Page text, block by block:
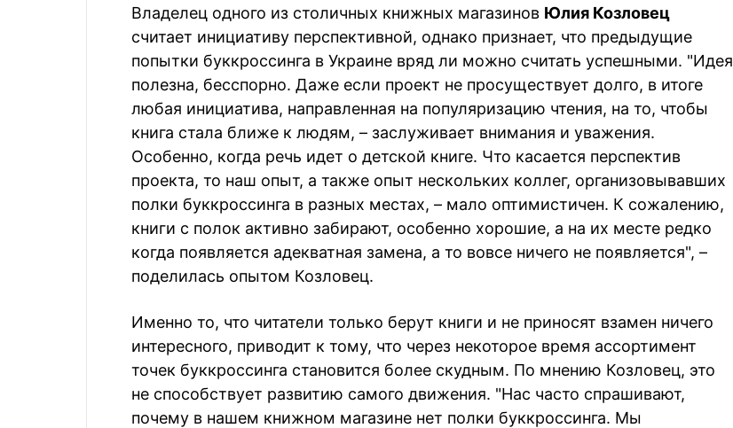
Владелец одного из столичных книжных магазинов Юлия Козловец
считает инициативу перспективной, однако признает, что предыдущие
попытки буккроссинга в Украине вряд ли можно считать успешными. "Идея
полезна, бесспорно. Даже если проект не просуществует долго, в итоге
любая инициатива, направленная на популяризацию чтения, на то, чтобы
книга стала ближе к людям, – заслуживает внимания и уважения.
Особенно, когда речь идет о детской книге. Что касается перспектив
проекта, то наш опыт, а также опыт нескольких коллег, организовывавших
полки буккроссинга в разных местах, – мало оптимистичен. К сожалению,
книги с полок активно забирают, особенно хорошие, а на их месте редко
когда появляется адекватная замена, а то вовсе ничего не появляется", –
поделилась опытом Козловец.
Именно то, что читатели только берут книги и не приносят взамен ничего
интересного, приводит к тому, что через некоторое время ассортимент
точек буккроссинга становится более скудным. По мнению Козловец, это
не способствует развитию самого движения. "Нас часто спрашивают,
почему в нашем книжном магазине нет полки буккроссинга. Мы